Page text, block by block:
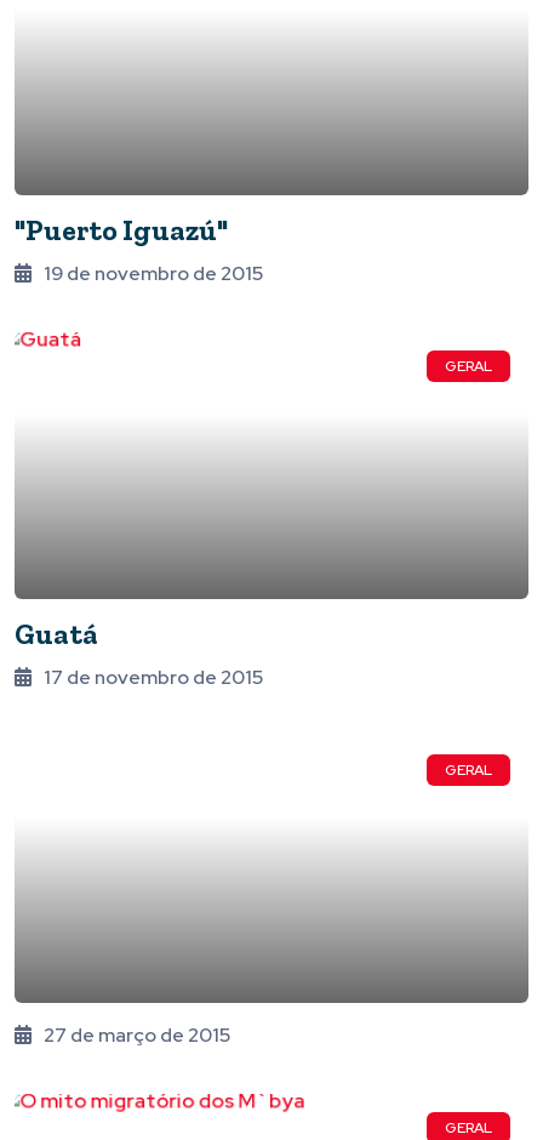
"Puerto Iguazú"
19 de novembro de 2015
GERAL
Guatá
17 de novembro de 2015
GERAL
27 de março de 2015
GERAL